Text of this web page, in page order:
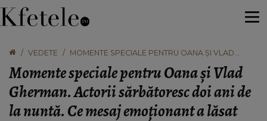
VEDETE
MOMENTE SPECIALE PENTRU OANA ȘI VLAD
NUNTĂ. CE MESAJ EMOȚIONANT A LĂSAT SOȚUL
OANEI: „SĂ AIBĂ RĂBDARE CU NOI!”
Momente speciale pentru Oana și Vlad
Gherman. Actorii sărbătoresc doi ani de
la nuntă. Ce mesaj emoționant a lăsat